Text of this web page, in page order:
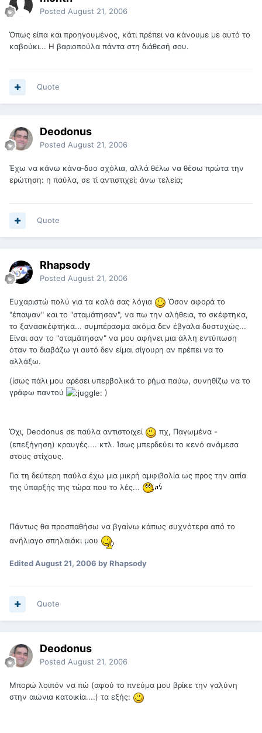
Posted August 21, 2006
Όπως είπα και προηγουμένος, κάτι πρέπει να κάνουμε με αυτό το
καβούκι... Η βαριοπούλα πάντα στη διάθεσή σου.
Quote
Deodonus
Posted August 21, 2006
Έχω να κάνω κάνα-δυο σχόλια, αλλά θέλω να θέσω πρώτα την
ερώτηση: η παύλα, σε τί αντιστιχεί; άνω τελεία;
Quote
Rhapsody
Posted August 21, 2006
Ευχαριστώ πολύ για τα καλά σας λόγια
Όσον αφορά το
"έπαψαν" και το "σταμάτησαν", να πω την αλήθεια, το σκέφτηκα,
το ξανασκέφτηκα... συμπέρασμα ακόμα δεν έβγαλα δυστυχώς...
Είναι σαν το "σταμάτησαν" να μου αφήνει μια άλλη εντύπωση
όταν το διαβάζω γι αυτό δεν είμαι σίγουρη αν πρέπει να το
αλλάξω.
(ίσως πάλι μου αρέσει υπερβολικά το ρήμα παύω, συνηθίζω να το
γράφω παντού
)
Όχι, Deodonus σε παύλα αντιστοιχεί
πχ, Παγωμένα -
(επεξήγηση) κραυγές.... κτλ. Ίσως μπερδεύει το κενό ανάμεσα
στους στίχους.
Για τη δεύτερη παύλα έχω μια μικρή αμφιβολία ως προς την αιτία
της ύπαρξής της τώρα που το λές...
Πάντως θα προσπαθήσω να βγαίνω κάπως συχνότερα από το
ανήλιαγο σπηλαιάκι μου
EditedAugust 21, 2006 by Rhapsody
Quote
Deodonus
Posted August 21, 2006
Μπορώ λοιπόν να πώ (αφού το πνεύμα μου βρίκε την γαλύνη
στην αιώνια κατοικία....) τα εξής: